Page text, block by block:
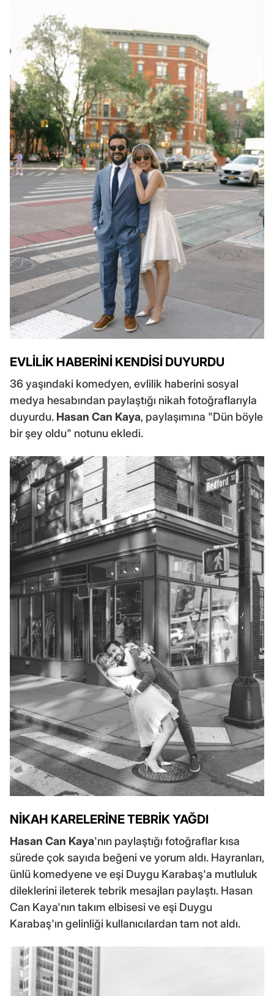
EVLİLİK HABERİNİ KENDİSİ DUYURDU
36 yaşındaki komedyen, evlilik haberini sosyal
medya hesabından paylaştığı nikah fotoğraflarıyla
duyurdu. Hasan Can Kaya, paylaşımına "Dün böyle
bir şey oldu" notunu ekledi.
NİKAH KARELERİNE TEBRİK YAĞDI
Hasan Can Kaya'nın paylaştığı fotoğraflar kısa
sürede çok sayıda beğeni ve yorum aldı. Hayranları,
ünlü komedyene ve eşi Duygu Karabaş'a mutluluk
dileklerini ileterek tebrik mesajları paylaştı. Hasan
Can Kaya'nın takım elbisesi ve eşi Duygu
Karabaş'ın gelinliği kullanıcılardan tam not aldı.